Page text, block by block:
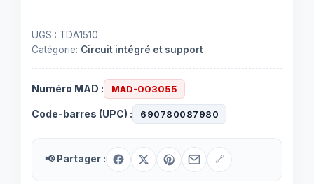
UGS : TDA1510
Catégorie: Circuit intégré et support
Numéro MAD : MAD-003055
Code-barres (UPC) : 690780087980
📢 Partager : 🔗